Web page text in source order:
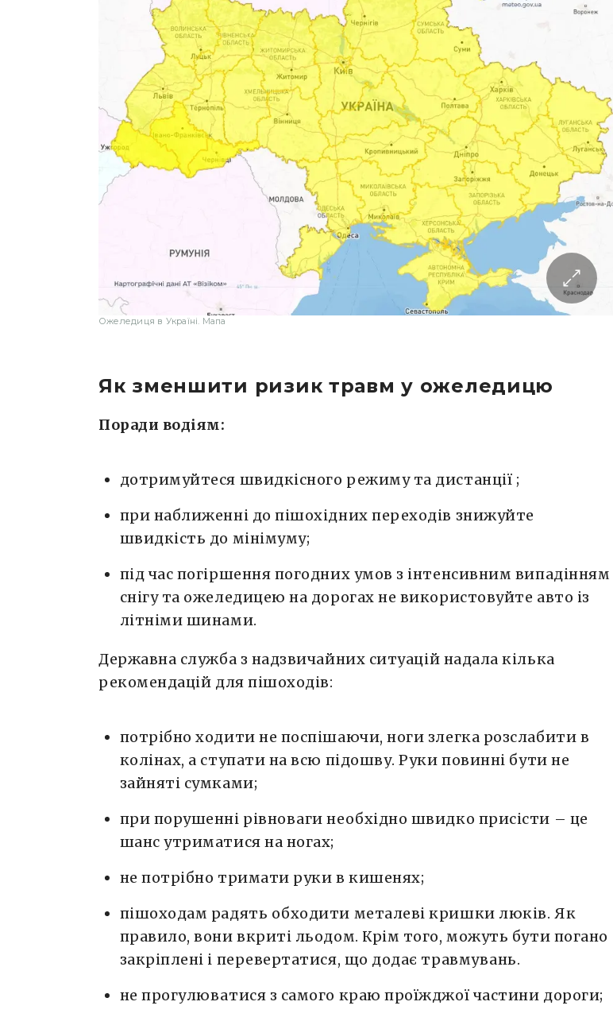
Ожеледиця в Україні. Мапа
Як зменшити ризик травм у ожеледицю
Поради водіям:
дотримуйтеся швидкісного режиму та дистанції ;
при наближенні до пішохідних переходів знижуйте
швидкість до мінімуму;
під час погіршення погодних умов з інтенсивним випадінням
снігу та ожеледицею на дорогах не використовуйте авто із
літніми шинами.
Державна служба з надзвичайних ситуацій надала кілька
рекомендацій для пішоходів:
потрібно ходити не поспішаючи, ноги злегка розслабити в
колінах, а ступати на всю підошву. Руки повинні бути не
зайняті сумками;
при порушенні рівноваги необхідно швидко присісти – це
шанс утриматися на ногах;
не потрібно тримати руки в кишенях;
пішоходам радять обходити металеві кришки люків. Як
правило, вони вкриті льодом. Крім того, можуть бути погано
закріплені і перевертатися, що додає травмувань.
не прогулюватися з самого краю проїжджої частини дороги;